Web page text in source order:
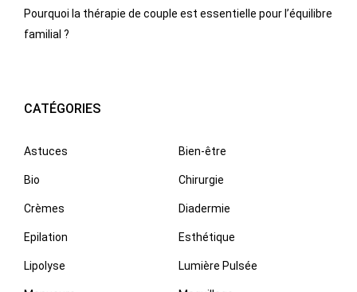
Pourquoi la thérapie de couple est essentielle pour l’équilibre
familial ?
CATÉGORIES
Astuces Bien-être
Bio Chirurgie
Crèmes Diadermie
Epilation Esthétique
Lipolyse Lumière Pulsée